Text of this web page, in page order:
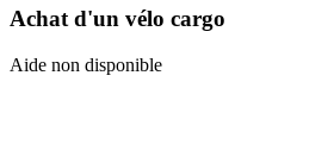
Achat d'un vélo cargo
Aide non disponible